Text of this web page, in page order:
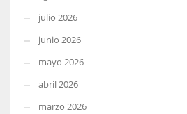
julio 2026
junio 2026
mayo 2026
abril 2026
marzo 2026